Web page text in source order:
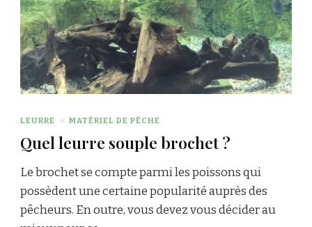
LEURRE MATÉRIEL DE PÊCHE
Quel leurre souple brochet ?
Le brochet se compte parmi les poissons qui
possèdent une certaine popularité auprès des
pêcheurs. En outre, vous devez vous décider au